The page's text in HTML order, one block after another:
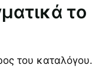
το
του καταλόγου.